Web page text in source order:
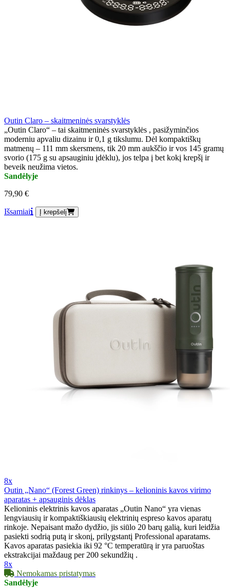
Outin Claro – skaitmeninės svarstyklės
„Outin Claro“ – tai skaitmeninės svarstyklės , pasižyminčios
moderniu apvaliu dizainu ir 0,1 g tikslumu. Dėl kompaktiškų
matmenų – 111 mm skersmens, tik 20 mm aukščio ir vos 145 gramų
svorio (175 g su apsauginiu įdėklu), jos telpa į bet kokį krepšį ir
beveik neužima vietos.
Sandėlyje
79,90 €
Išsamiai Į krepšelį
8x
Outin „Nano“ (Forest Green) rinkinys – kelioninis kavos virimo
aparatas + apsauginis dėklas
Kelioninis elektrinis kavos aparatas „Outin Nano“ yra vienas
lengviausių ir kompaktiškiausių elektrinių espreso kavos aparatų
rinkoje. Nepaisant mažo dydžio, jis siūlo 20 barų galią, kuri leidžia
pasiekti sodrią putą ir skonį, prilygstantį Professional aparatams.
Kavos aparatas pasiekia iki 92 °C temperatūrą ir yra paruoštas
ekstrakcijai maždaug per 200 sekundžių .
8x
Nemokamas pristatymas
Sandėlyje